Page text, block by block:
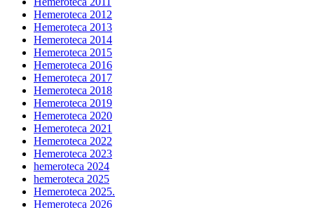
Hemeroteca 2012
Hemeroteca 2013
Hemeroteca 2014
Hemeroteca 2015
Hemeroteca 2016
Hemeroteca 2017
Hemeroteca 2018
Hemeroteca 2019
Hemeroteca 2020
Hemeroteca 2021
Hemeroteca 2022
Hemeroteca 2023
hemeroteca 2024
hemeroteca 2025
Hemeroteca 2025.
Hemeroteca 2026